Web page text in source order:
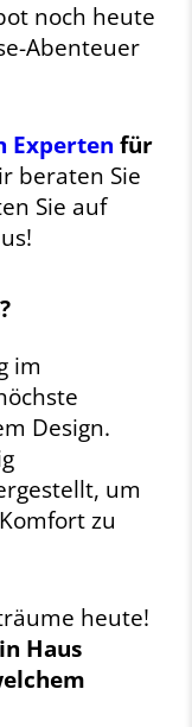
noch heute
Abenteuer
Experten für
beraten Sie
Sie auf
im
Design.
um
zu
heute!
Haus